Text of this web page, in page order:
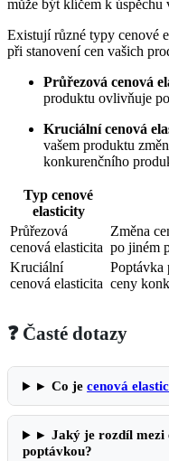
může být klíčem k úspěchu
Existují různé typy cenové
při stanovení cen vašich
Průřezová cenová
produktu ovlivňuje
Kruciální cenová
vašem produktu
konkurenčního
Typ cenové
elasticity
Průřezová
cenová elasticita
Změna
po jiném
Kruciální
cenová elasticita
Poptávka
ceny
❓ Časté dotazy
▸ Co jecenová
▸ Jaký je rozdíl mezi
poptávkou?